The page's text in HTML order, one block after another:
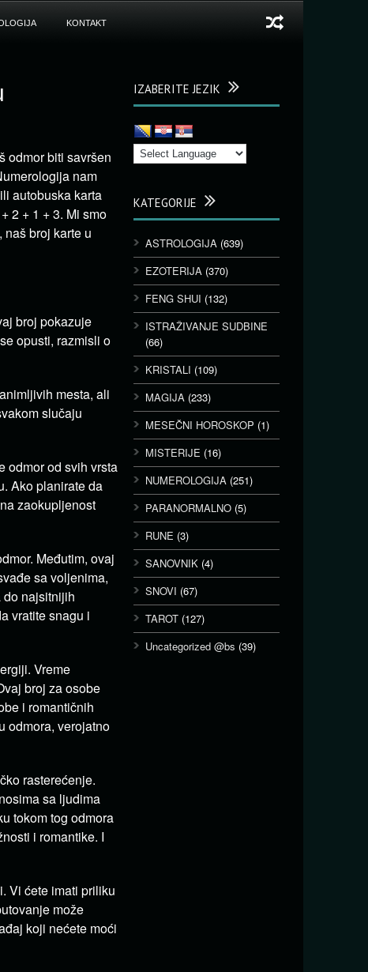
KONTAKT
odmor biti savršen
nam
autobuska karta
2 + 1 + 3. Mi smo
broj karte u
broj pokazuje
opusti, razmisli o
mesta, ali
slučaju
odmor od svih vrsta
Ako planirate da
zaokupljenost
Međutim, ovaj
sa voljenima,
do najsitnijih
vratite snagu i
Vreme
broj za osobe
i romantičnih
odmora, verojatno
rasterećenje.
sa ljudima
tokom tog odmora
i romantike. I
Vi ćete imati priliku
može
koji nećete moći
IZABERITE JEZIK
KATEGORIJE
ASTROLOGIJA (639)
EZOTERIJA (370)
FENG SHUI (132)
ISTRAŽIVANJE SUDBINE
(66)
KRISTALI (109)
MAGIJA (233)
MESEČNI HOROSKOP (1)
MISTERIJE (16)
NUMEROLOGIJA (251)
PARANORMALNO (5)
RUNE (3)
SANOVNIK (4)
SNOVI (67)
TAROT (127)
Uncategorized @bs (39)